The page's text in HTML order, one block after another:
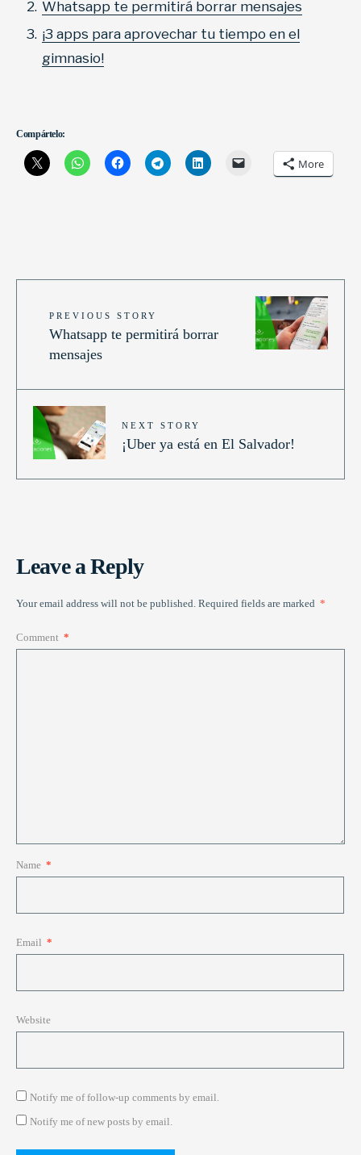
Whatsapp te permitirá borrar mensajes
¡3 apps para aprovechar tu tiempo en el
gimnasio!
Compártelo:
More
PREVIOUS STORY
Whatsapp te permitirá borrar
mensajes
NEXT STORY
¡Uber ya está en El Salvador!
Leave a Reply
Your email address will not be published. Required fields are marked *
Comment *
Name *
Email *
Website
Notify me of follow-up comments by email.
Notify me of new posts by email.